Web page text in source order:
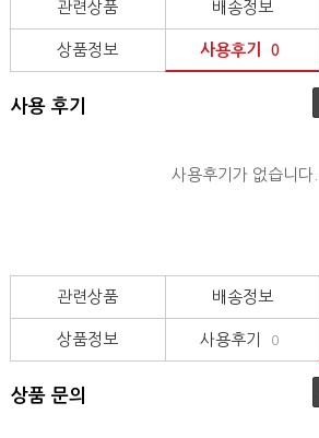
관련상품 배송정보
상품정보 사용후기 0
사용 후기
사용후기가 없습니다.
관련상품 배송정보
상품정보 사용후기 0
상품 문의